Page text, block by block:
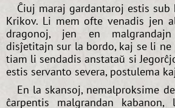
Ĉiuj maraj gardantaroj estis
Krikov. Li mem ofte venadis jen
dragonoj, jen en
disĵetitajn sur la bordo, kaj se li
tiam li sendadis anstataŭ si
estis servanto severa, postulema
En la skansoj, nemalproksime
ĉarpentis malgrandan